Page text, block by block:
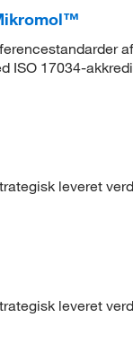
ISO 17034-
leveret
leveret